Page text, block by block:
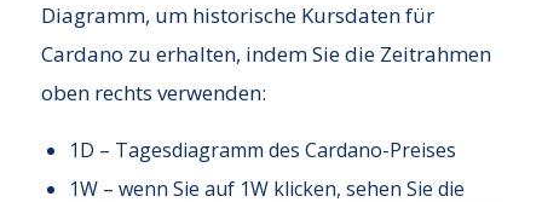
Diagramm, um historische Kursdaten für
Cardano zu erhalten, indem Sie die Zeitrahmen
oben rechts verwenden:
1D – Tagesdiagramm des Cardano-Preises
1W – wenn Sie auf 1W klicken, sehen Sie die